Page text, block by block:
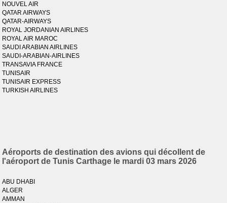
NOUVEL AIR
QATAR AIRWAYS
QATAR-AIRWAYS
ROYAL JORDANIAN AIRLINES
ROYAL AIR MAROC
SAUDI ARABIAN AIRLINES
SAUDI-ARABIAN-AIRLINES
TRANSAVIA FRANCE
TUNISAIR
TUNISAIR EXPRESS
TURKISH AIRLINES
Aéroports de destination des avions qui décollent de
l'aéroport de Tunis Carthage le mardi 03 mars 2026
ABU DHABI
ALGER
AMMAN